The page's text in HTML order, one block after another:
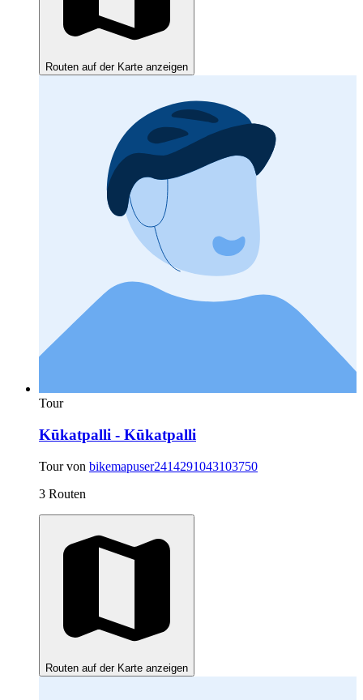
Routen auf der Karte anzeigen
Tour
Kūkatpalli - Kūkatpalli
Tour von bikemapuser2414291043103750
3 Routen
Routen auf der Karte anzeigen